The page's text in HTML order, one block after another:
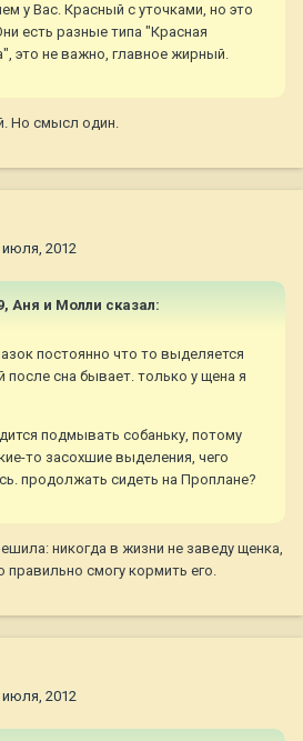
у Вас. Красный с уточками, но это
есть разные типа "Красная
это не важно, главное жирный.
Но смысл один.
июля, 2012
Аня и Молли сказал:
постоянно что то выделяется
после сна бывает. только у щена я
подмывать собаньку, потому
то засохшие выделения, чего
продолжать сидеть на Проплане?
никогда в жизни не заведу щенка,
правильно смогу кормить его.
июля, 2012